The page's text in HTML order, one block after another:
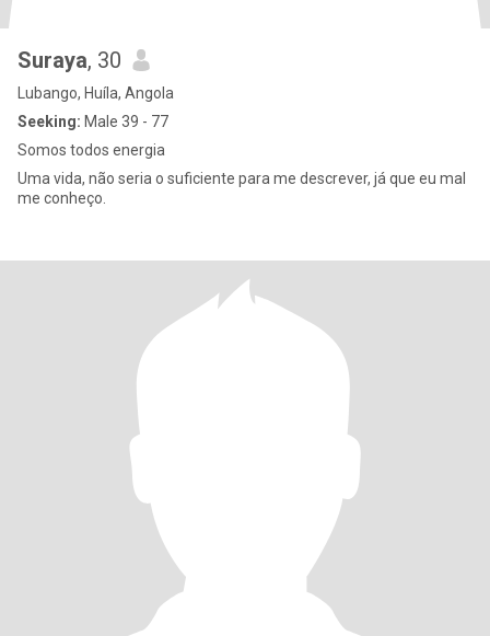
Suraya, 30
Lubango, Huíla, Angola
Seeking: Male 39 - 77
Somos todos energia
Uma vida, não seria o suficiente para me descrever, já que eu mal
me conheço.